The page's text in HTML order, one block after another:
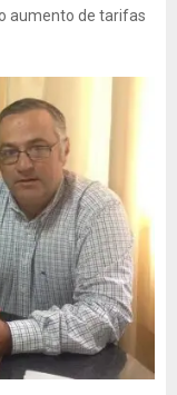
aumento de tarifas